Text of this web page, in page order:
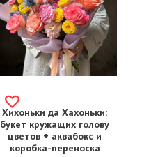
Хихоньки да Хахоньки:
букет кружащих голову
цветов + аквабокс и
коробка-переноска